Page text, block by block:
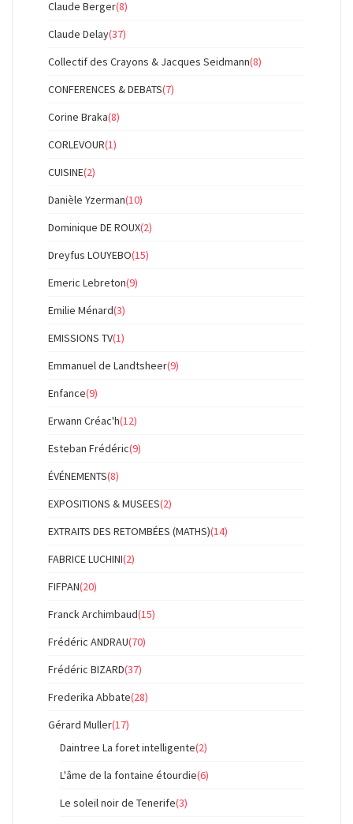
Claude Berger(8)
Claude Delay(37)
Collectif des Crayons & Jacques Seidmann(8)
CONFERENCES & DEBATS(7)
Corine Braka(8)
CORLEVOUR(1)
CUISINE(2)
Danièle Yzerman(10)
Dominique DE ROUX(2)
Dreyfus LOUYEBO(15)
Emeric Lebreton(9)
Emilie Ménard(3)
EMISSIONS TV(1)
Emmanuel de Landtsheer(9)
Enfance(9)
Erwann Créac'h(12)
Esteban Frédéric(9)
ÉVÉNEMENTS(8)
EXPOSITIONS & MUSEES(2)
EXTRAITS DES RETOMBÉES (MATHS)(14)
FABRICE LUCHINI(2)
FIFPAN(20)
Franck Archimbaud(15)
Frédéric ANDRAU(70)
Frédéric BIZARD(37)
Frederika Abbate(28)
Gérard Muller(17)
Daintree La foret intelligente(2)
L'âme de la fontaine étourdie(6)
Le soleil noir de Tenerife(3)